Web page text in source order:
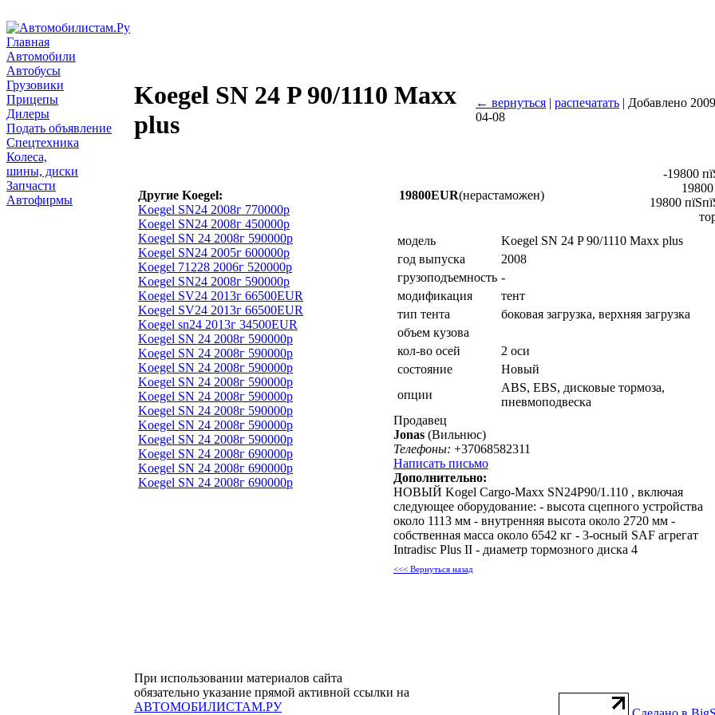
Главная
Автомобили
Автобусы
Грузовики
Прицепы
Дилеры
Подать объявление
Спецтехника
Колеса,
шины, диски
Запчасти
Автофирмы
Koegel SN 24 P 90/1110 Maxx
plus
← вернуться | распечатать | Добавлено
04-08
Другие Koegel:
Koegel SN24 2008г 770000р
Koegel SN24 2008г 450000р
Koegel SN 24 2008г 590000р
Koegel SN24 2005г 600000р
Koegel 71228 2006г 520000р
Koegel SN24 2008г 590000р
Koegel SV24 2013г 66500EUR
Koegel SV24 2013г 66500EUR
Koegel sn24 2013г 34500EUR
Koegel SN 24 2008г 590000р
Koegel SN 24 2008г 590000р
Koegel SN 24 2008г 590000р
Koegel SN 24 2008г 590000р
Koegel SN 24 2008г 590000р
Koegel SN 24 2008г 590000р
Koegel SN 24 2008г 590000р
Koegel SN 24 2008г 590000р
Koegel SN 24 2008г 690000р
Koegel SN 24 2008г 690000р
Koegel SN 24 2008г 690000р
19800EUR(нерастаможен)
-19800
19800
модель
Koegel SN 24 P 90/1110 Maxx plus
год выпуска
2008
грузоподъемность -
модификация
тент
тип тента
боковая загрузка, верхняя загрузка
объем кузова
кол-во осей
2 оси
состояние
Новый
опции
ABS, EBS, дисковые тормоза,
пневмоподвеска
Продавец
Jonas (Вильнюс)
Телефоны: +37068582311
Написать письмо
Дополнительно:
НОВЫЙ Kogel Cargo-Maxx SN24P90/1.110 , включая
следующее оборудование: - высота сцепного устройства
около 1113 мм - внутренняя высота около 2720 мм -
собственная масса около 6542 кг - 3-осный SAF агрегат
Intradisc Plus II - диаметр тормозного диска 4
<<< Вернуться назад
При использовании материалов сайта
обязательно указание прямой активной ссылки на
АВТОМОБИЛИСТАМ.РУ